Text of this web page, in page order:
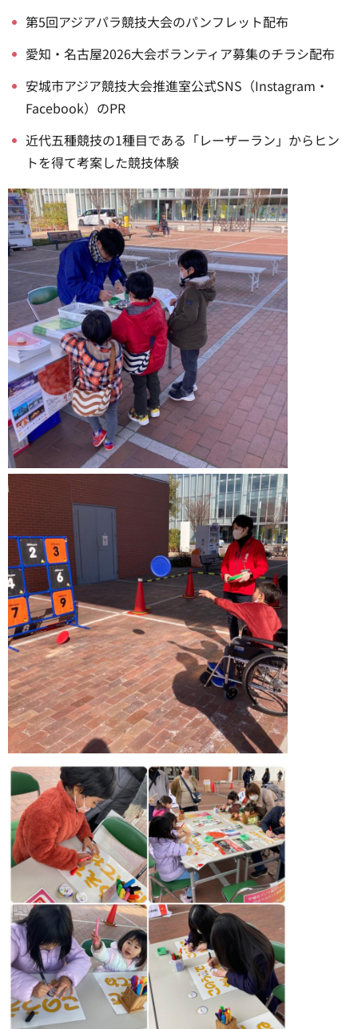
第5回アジアパラ競技大会のパンフレット配布
愛知・名古屋2026大会ボランティア募集のチラシ配布
安城市アジア競技大会推進室公式SNS（Instagram・
Facebook）のPR
近代五種競技の1種目である「レーザーラン」からヒン
トを得て考案した競技体験